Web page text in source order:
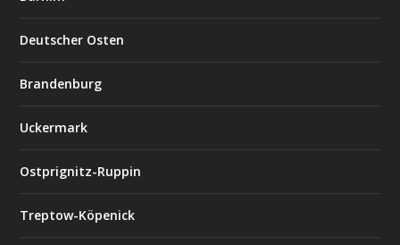
Deutscher Osten
Brandenburg
Uckermark
Ostprignitz-Ruppin
Treptow-Köpenick